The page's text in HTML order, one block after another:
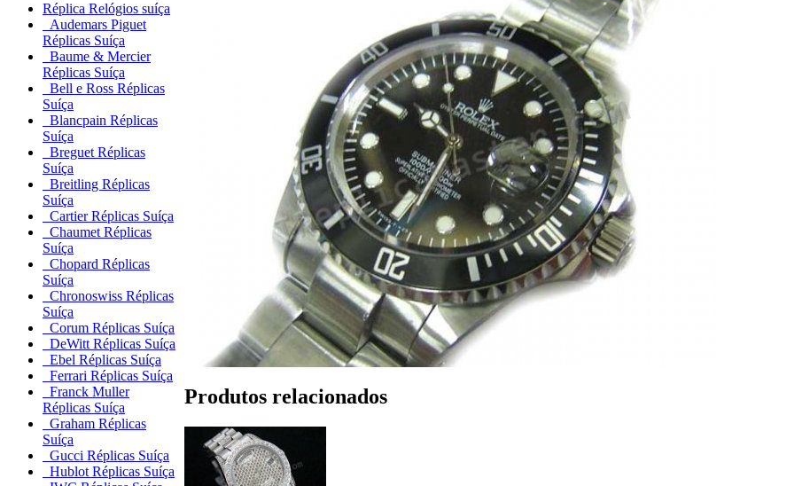
Réplica Relógios suíça
Audemars Piguet
Réplicas Suíça
Baume & Mercier
Réplicas Suíça
Bell e Ross Réplicas
Suíça
Blancpain Réplicas
Suíça
Breguet Réplicas
Suíça
Breitling Réplicas
Suíça
Cartier Réplicas Suíça
Chaumet Réplicas
Suíça
Chopard Réplicas
Suíça
Chronoswiss Réplicas
Suíça
Corum Réplicas Suíça
DeWitt Réplicas Suíça
Ebel Réplicas Suíça
Ferrari Réplicas Suíça
Franck Muller
Réplicas Suíça
Graham Réplicas
Suíça
Gucci Réplicas Suíça
Hublot Réplicas Suíça
Produtos relacionados